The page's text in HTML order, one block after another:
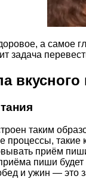
а самое
задача
вкусного
таким
процессы,
приём
пиши будет
и ужин — это